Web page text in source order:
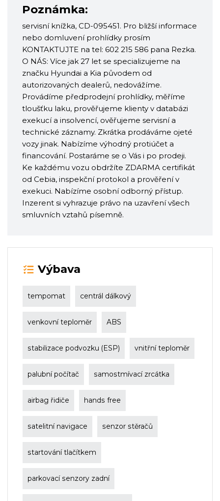
Poznámka:
servisní knížka, CD-095451. Pro bližší informace
nebo domluvení prohlídky prosím
KONTAKTUJTE na tel: 602 215 586 pana Rezka.
O NÁS: Více jak 27 let se specializujeme na
značku Hyundai a Kia původem od
autorizovaných dealerů, nedovážíme.
Provádíme předprodejní prohlídky, měříme
tloušťku laku, prověřujeme klienty v databázi
exekucí a insolvencí, ověřujeme servisní a
technické záznamy. Zkrátka prodáváme ojeté
vozy jinak. Nabízíme výhodný protiúčet a
financování. Postaráme se o Vás i po prodeji.
Ke každému vozu obdržíte ZDARMA certifikát
od Cebia, inspekční protokol a prověření v
exekuci. Nabízíme osobní odborný přístup.
Inzerent si vyhrazuje právo na uzavření všech
smluvních vztahů písemně.
Výbava
tempomat centrál dálkový
venkovní teploměr ABS
stabilizace podvozku (ESP) vnitřní teploměr
palubní počítač samostmívací zrcátka
airbag řidiče hands free
satelitní navigace senzor stěračů
startování tlačítkem
parkovací senzory zadní